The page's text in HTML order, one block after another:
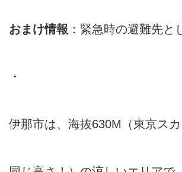
おまけ情報 ：緊急時の避難先と
・
伊那市は、海抜630M（東京ス